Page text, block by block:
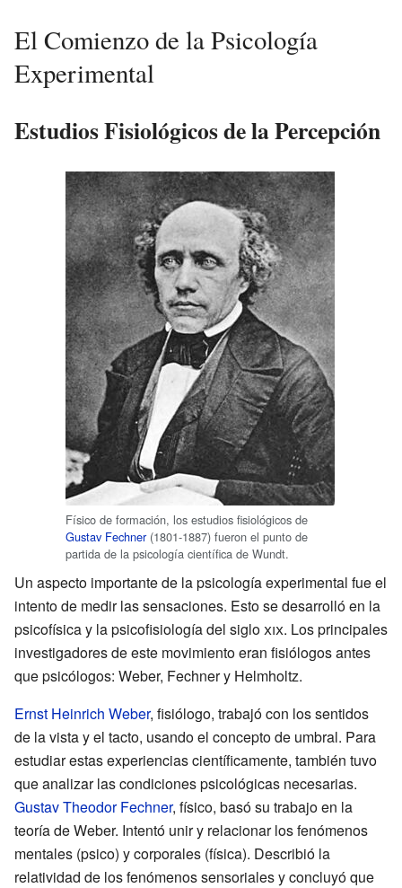
El Comienzo de la Psicología
Experimental
Estudios Fisiológicos de la Percepción
Físico de formación, los estudios fisiológicos de
Gustav Fechner(1801-1887) fueron el punto de
partida de la psicología científica de Wundt.
Un aspecto importante de la psicología experimental fue el
intento de medir las sensaciones. Esto se desarrolló en la
psicofísica y la psicofisiología del sigloxix. Los principales
investigadores de este movimiento eran fisiólogos antes
que psicólogos: Weber, Fechner y Helmholtz.
Ernst Heinrich Weber, fisiólogo, trabajó con los sentidos
de la vista y el tacto, usando el concepto de umbral. Para
estudiar estas experiencias científicamente, también tuvo
que analizar las condiciones psicológicas necesarias.
Gustav Theodor Fechner, físico, basó su trabajo en la
teoría de Weber. Intentó unir y relacionar los fenómenos
mentales (psico) y corporales (física). Describió la
relatividad de los fenómenos sensoriales y concluyó que